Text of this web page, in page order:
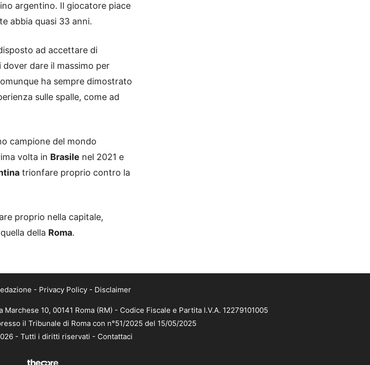
argentino. Il giocatore piace
abbia quasi 33 anni.
ad accettare di
dover dare il massimo per
ha sempre dimostrato
sulle spalle, come ad
campione del mondo
volta in Brasile nel 2021 e
trionfare proprio contro la
proprio nella capitale,
della Roma.
- Privacy Policy - Disclaimer
10, 00141 Roma (RM) - Codice Fiscale e Partita I.V.A. 12279101005
il Tribunale di Roma con n°51/2025 del 15/05/2025
- Tutti i diritti riservati - Contattaci